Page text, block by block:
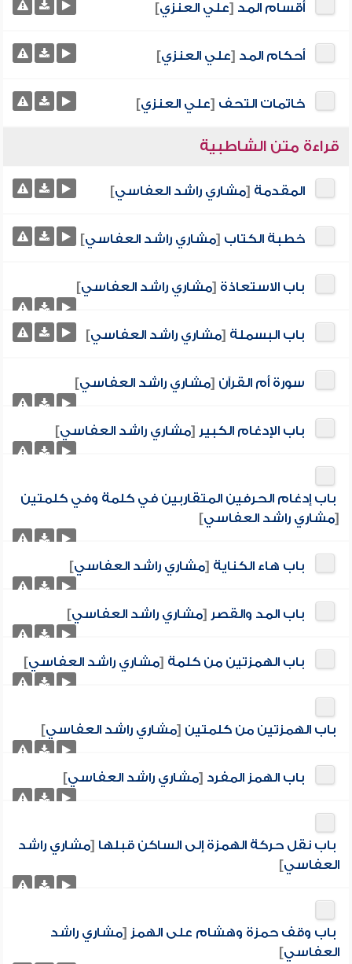
أقسام المد [علي العنزي]
أحكام المد [علي العنزي]
خاتمات التحف [علي العنزي]
قراءة متن الشاطبية
المقدمة [مشاري راشد العفاسي]
خطبة الكتاب [مشاري راشد العفاسي]
باب الاستعاذة [مشاري راشد العفاسي]
باب البسملة [مشاري راشد العفاسي]
سورة أم القرآن [مشاري راشد العفاسي]
باب الإدغام الكبير [مشاري راشد العفاسي]
باب إدغام الحرفين المتقاربين في كلمة وفي كلمتين
[مشاري راشد العفاسي]
باب هاء الكناية [مشاري راشد العفاسي]
باب المد والقصر [مشاري راشد العفاسي]
باب الهمزتين من كلمة [مشاري راشد العفاسي]
باب الهمزتين من كلمتين [مشاري راشد العفاسي]
باب الهمز المفرد [مشاري راشد العفاسي]
باب نقل حركة الهمزة إلى الساكن قبلها [مشاري راشد
العفاسي]
باب وقف حمزة وهشام على الهمز [مشاري راشد
العفاسي]